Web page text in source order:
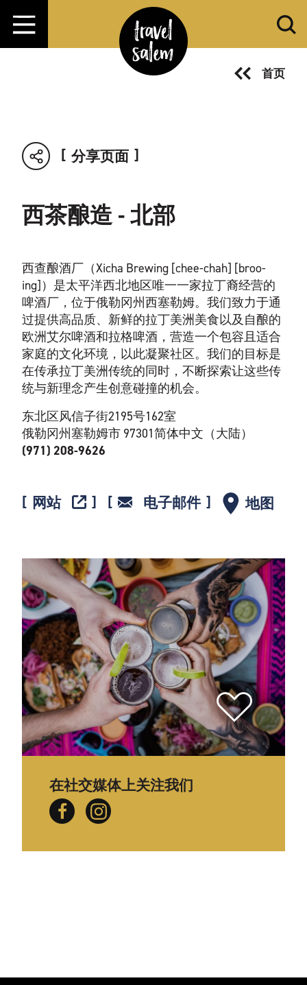
跳转至内容
首页
分享页面
西茶酿造 - 北部
西查酿酒厂（Xicha Brewing [chee-chah] [broo-
ing]）是太平洋西北地区唯一一家拉丁裔经营的
啤酒厂，位于俄勒冈州西塞勒姆。我们致力于通
过提供高品质、新鲜的拉丁美洲美食以及自酿的
欧洲艾尔啤酒和拉格啤酒，营造一个包容且适合
家庭的文化环境，以此凝聚社区。我们的目标是
在传承拉丁美洲传统的同时，不断探索让这些传
统与新理念产生创意碰撞的机会。
东北区风信子街2195号162室
俄勒冈州塞勒姆市 97301简体中文（大陆）
(971) 208-9626
网站 电子邮件 地图
在社交媒体上关注我们